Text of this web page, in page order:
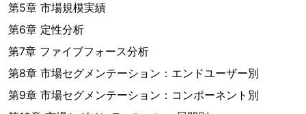
第5章 市場規模実績
第6章 定性分析
第7章 ファイブフォース分析
第8章 市場セグメンテーション：エンドユーザー別
第9章 市場セグメンテーション：コンポーネント別